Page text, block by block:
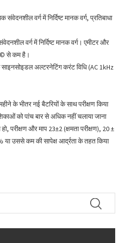
संवेदनशील वर्ग में निर्दिष्ट मानक वर्ग, प्रतिबाधा
वर्ग में निर्दिष्ट मानक वर्ग। एमीटर और
से कम है।
साइनसोइडल अल्टरनेटिंग करंट विधि (AC 1kHz
के भीतर नई बैटरियों के साथ परीक्षण किया
को पांच बार से अधिक नहीं चलाया जाना
परीक्षण और माप 23±2 (क्षमता परीक्षण), 20 ±
या उससे कम की सापेक्ष आर्द्रता के तहत किया